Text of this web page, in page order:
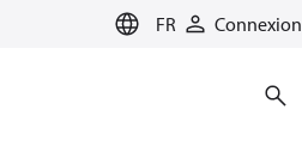
FR Connexion